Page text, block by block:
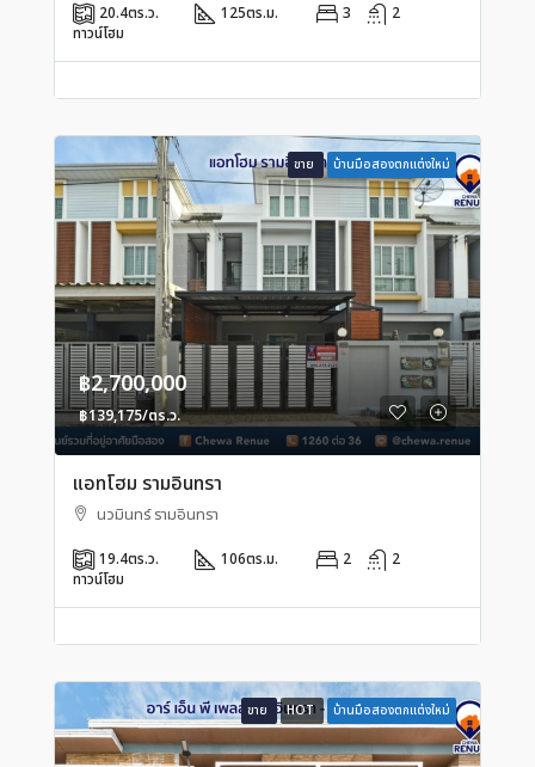
20.4ตร.ว. 125ตร.ม. 3
2
ทาวน์โฮม
ขาย บ้านมือสองตกแต่งใหม่
฿2,700,000
฿139,175/ตร.ว.
แอทโฮม รามอินทรา
นวมินทร์ รามอินทรา
19.4ตร.ว. 106ตร.ม. 2
2
ทาวน์โฮม
ขาย HOT บ้านมือสองตกแต่งใหม่